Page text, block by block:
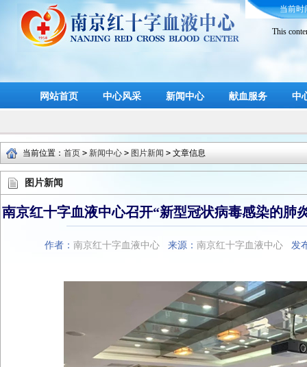
当前时
This
网站首页 中心风采 新闻中心 献血服务 中
当前位置： 首页 > 新闻中心 > 图片新闻 > 文章信息
图片新闻
南京红十字血液中心召开“新型冠状病毒感染的肺
作者：南京红十字血液中心来源：南京红十字血液中心发